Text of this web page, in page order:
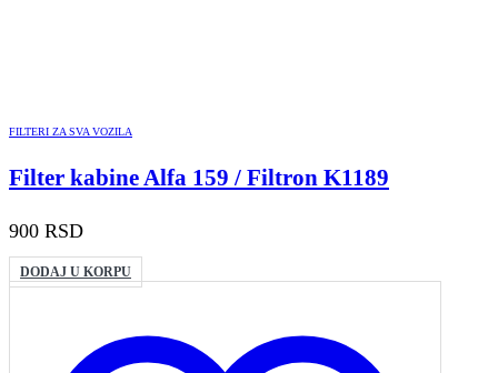
FILTERI ZA SVA VOZILA
Filter kabine Alfa 159 / Filtron K1189
900 RSD
DODAJ U KORPU